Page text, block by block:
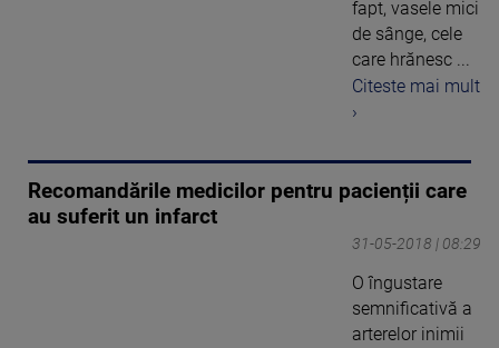
fapt, vasele mici
de sânge, cele
care hrănesc ...
Citeste mai mult
›
Recomandările medicilor pentru pacienții care
au suferit un infarct
31-05-2018 | 08:29
O îngustare
semnificativă a
arterelor inimii